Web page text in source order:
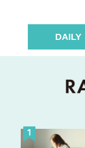
ゃう小銭！ でもそ
たまっていってる
しても、コンビニも
現金は、キャッシュ
払うために、少しだ
時代に対応すること
DAILY